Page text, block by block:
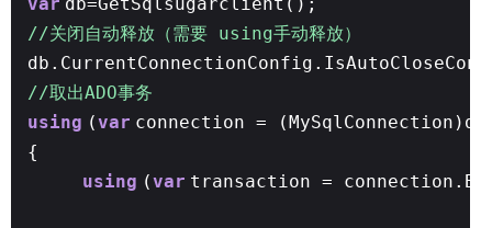
//关闭自动释放（需要 using手动释放）
//取出ADO事务
using (var connection =
{
using (var transaction =